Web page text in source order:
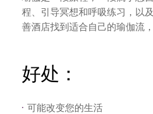
程、引导冥想和呼吸练习，以
善酒店找到适合自己的瑜伽流
好处：
可能改变您的生活